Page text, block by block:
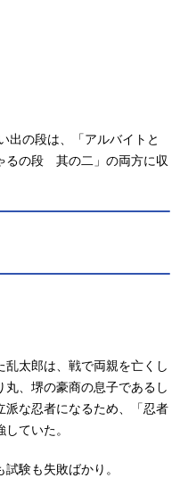
の段は、「アルバイトと
るの段 其の二」の両方に収
太郎は、戦で両親を亡くし
、堺の豪商の息子であるし
派な忍者になるため、「忍者
ていた。
験も失敗ばかり。